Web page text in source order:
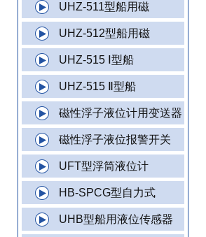
UHZ-511型船用磁
UHZ-512型船用磁
UHZ-515 Ⅰ型船
UHZ-515 Ⅱ型船
磁性浮子液位计用变送器
磁性浮子液位报警开关
UFT型浮筒液位计
HB-SPCG型自力式
UHB型船用液位传感器